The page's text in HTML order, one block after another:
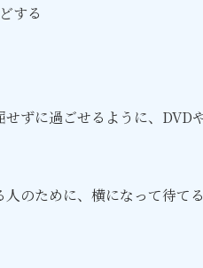
する
ずに過ごせるように、DVD
のために、横になって待て